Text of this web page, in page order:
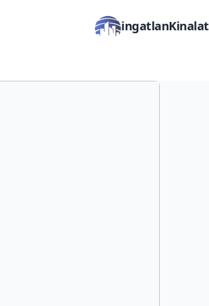
ingatlanKinalat